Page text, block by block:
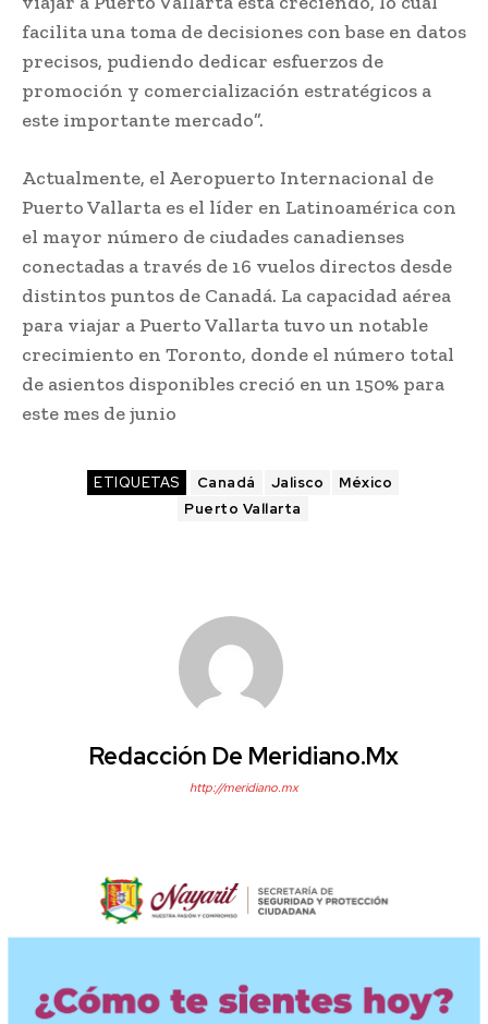
facilita una toma de decisiones con base en datos
precisos, pudiendo dedicar esfuerzos de
promoción y comercialización estratégicos a
este importante mercado”.
Actualmente, el Aeropuerto Internacional de
Puerto Vallarta es el líder en Latinoamérica con
el mayor número de ciudades canadienses
conectadas a través de 16 vuelos directos desde
distintos puntos de Canadá. La capacidad aérea
para viajar a Puerto Vallarta tuvo un notable
crecimiento en Toronto, donde el número total
de asientos disponibles creció en un 150% para
este mes de junio
ETIQUETAS Canadá Jalisco
México
Puerto Vallarta
Redacción De Meridiano.mx
http://meridiano.mx